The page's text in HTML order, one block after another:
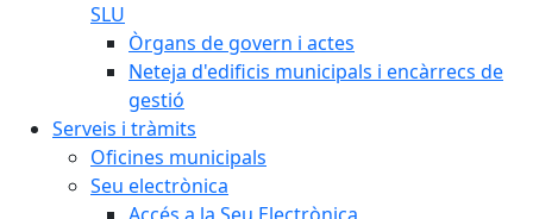
SLU
Òrgans de govern i actes
Neteja d'edificis municipals i encàrrecs de
gestió
Serveis i tràmits
Oficines municipals
Seu electrònica